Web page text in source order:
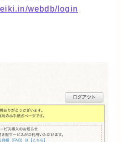
webdb/login